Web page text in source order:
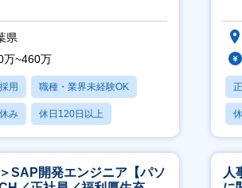
県
万~460万
用 職種・業界未経験OK
み 休日120日以上
休あり
SAP開発エンジニア【パソ
人